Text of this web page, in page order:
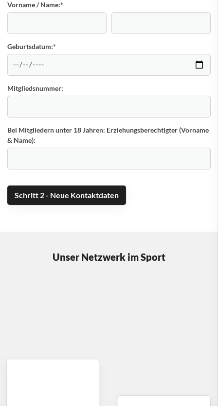
Vorname / Name:*
Geburtsdatum:*
Mitgliedsnummer:
Bei Mitgliedern unter 18 Jahren: Erziehungsberechtigter (Vorname
& Name):
Unser Netzwerk im Sport